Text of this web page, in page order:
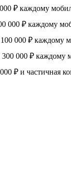
₽ каждому
000 ₽ каждому
000 ₽ каждому
000 ₽ каждому
₽ и частичная